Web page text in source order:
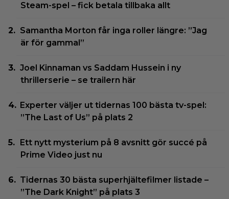
Steam-spel – fick betala tillbaka allt
Samantha Morton får inga roller längre: ”Jag
är för gammal”
Joel Kinnaman vs Saddam Hussein i ny
thrillerserie – se trailern här
Experter väljer ut tidernas 100 bästa tv-spel:
”The Last of Us” på plats 2
Ett nytt mysterium på 8 avsnitt gör succé på
Prime Video just nu
Tidernas 30 bästa superhjältefilmer listade –
”The Dark Knight” på plats 3